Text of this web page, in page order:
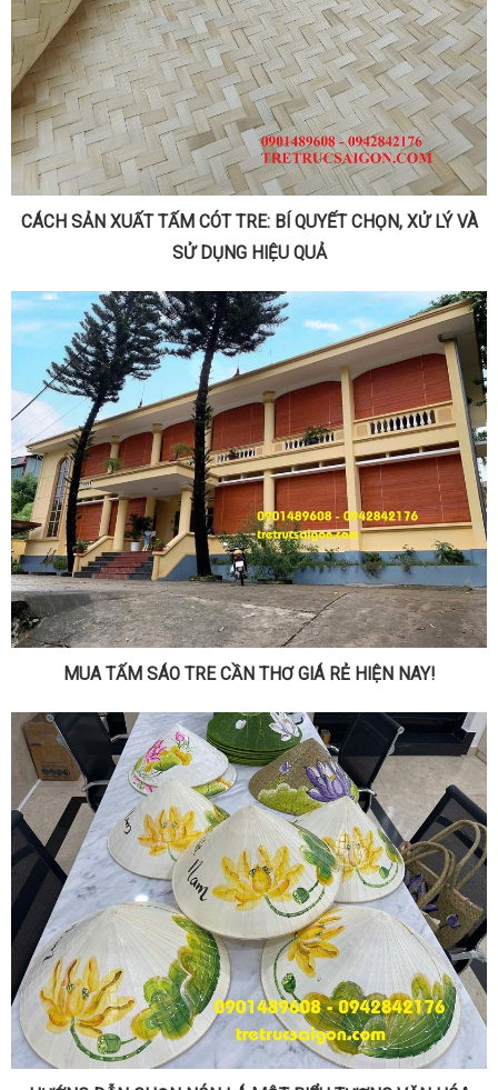
CÁCH SẢN XUẤT TẤM CÓT TRE: BÍ QUYẾT CHỌN, XỬ LÝ VÀ
SỬ DỤNG HIỆU QUẢ
MUA TẤM SÁO TRE CẦN THƠ GIÁ RẺ HIỆN NAY!